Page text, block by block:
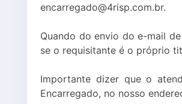
encarregado@4risp.com.br.
Quando do envio do e-mail
se o requisitante é o próprio
Importante dizer que o
Encarregado, no nosso